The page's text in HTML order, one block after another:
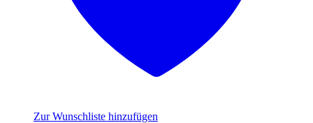
Zur Wunschliste hinzufügen